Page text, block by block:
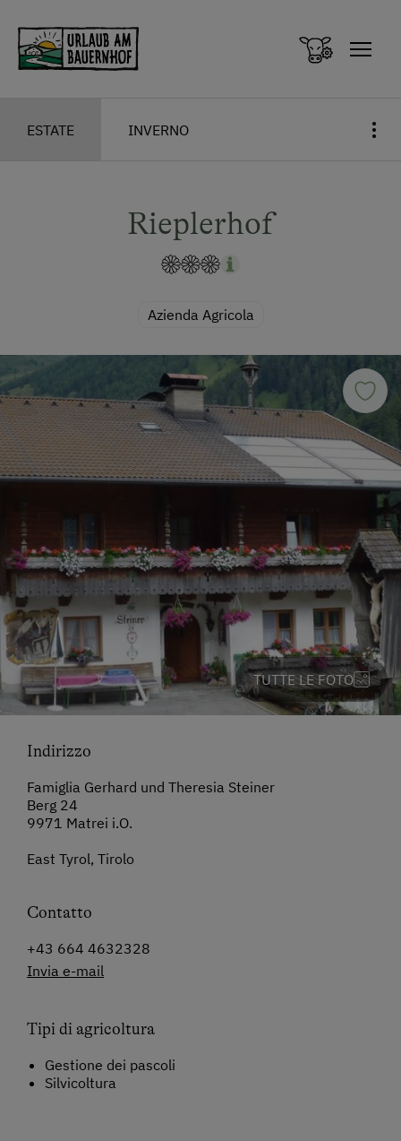
ESTATE INVERNO
Rieplerhof
Azienda Agricola
TUTTE LE FOTO
Indirizzo
Famiglia Gerhard und Theresia Steiner
Berg 24
9971 Matrei i.O.
East Tyrol, Tirolo
Contatto
+43 664 4632328
Invia e-mail
Tipi di agricoltura
Gestione dei pascoli
Silvicoltura